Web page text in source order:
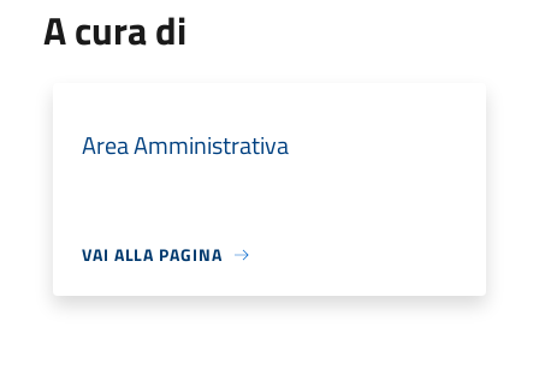
A cura di
Area Amministrativa
VAI ALLA PAGINA